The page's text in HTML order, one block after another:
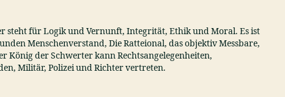
steht für Logik und Vernunft, Integrität, Ethik und Moral. Es ist
Menschenverstand, Die Ratteional, das objektiv Messbare,
König der Schwerter kann Rechtsangelegenheiten,
Militär, Polizei und Richter vertreten.